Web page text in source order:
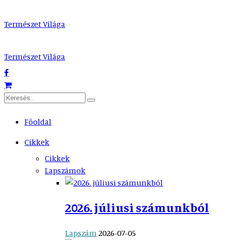
Természet Világa
Természet Világa
Főoldal
Cikkek
Cikkek
Lapszámok
2026. júliusi számunkból
Lapszám 2026-07-05